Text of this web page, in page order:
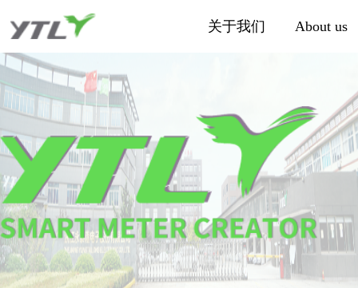
关于我们 About us